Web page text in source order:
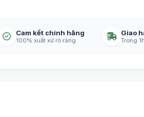
Cam kết chính hãng
100% xuất xứ rõ ràng
Giao
Trong